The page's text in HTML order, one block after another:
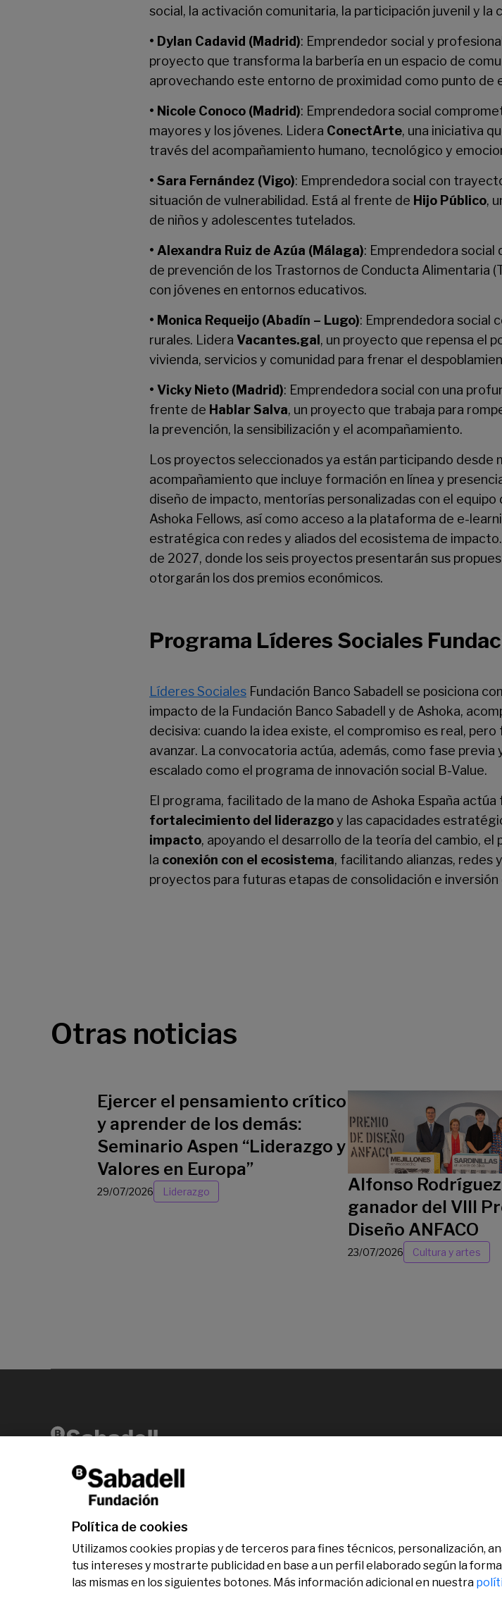
social, la activación comunitaria, la participación juvenil y
• Dylan Cadavid (Madrid): Emprendedor social y
proyecto que transforma la barbería en un espacio de
aprovechando este entorno de proximidad como punto de
• Nicole Conoco (Madrid): Emprendedora social
mayores y los jóvenes. Lidera ConectArte, una iniciativa
través del acompañamiento humano, tecnológico y
• Sara Fernández (Vigo): Emprendedora social con
situación de vulnerabilidad. Está al frente de Hijo Público,
de niños y adolescentes tutelados.
• Alexandra Ruiz de Azúa (Málaga): Emprendedora social
de prevención de los Trastornos de Conducta Alimentaria
con jóvenes en entornos educativos.
• Monica Requeijo (Abadín – Lugo): Emprendedora social
rurales. Lidera Vacantes.gal , un proyecto que repensa el
vivienda, servicios y comunidad para frenar el
• Vicky Nieto (Madrid): Emprendedora social con una
frente de Hablar Salva, un proyecto que trabaja para
la prevención, la sensibilización y el acompañamiento.
Los proyectos seleccionados ya están participando
acompañamiento que incluye formación en línea y
diseño de impacto, mentorías personalizadas con el
Ashoka Fellows, así como acceso a la plataforma de e-
estratégica con redes y aliados del ecosistema de
de 2027, donde los seis proyectos presentarán sus
otorgarán los dos premios económicos.
Programa Líderes Sociales
Líderes Sociales Fundación Banco Sabadell se posiciona
impacto de la Fundación Banco Sabadell y de Ashoka,
decisiva: cuando la idea existe, el compromiso es real,
avanzar. La convocatoria actúa, además, como fase
escalado como el programa de innovación social B-Value.
El programa, facilitado de la mano de Ashoka España
fortalecimiento del liderazgoy las capacidades
impacto, apoyando el desarrollo de la teoría del cambio,
la conexión con el ecosistema, facilitando alianzas, redes
proyectos para futuras etapas de consolidación e inversión
Otras noticias
Ejercer el pensamiento crítico
y aprender de los demás:
Seminario Aspen “Liderazgo y
Valores en Europa”
29/07/2026 Liderazgo
Alfonso
ganador del VIII
Diseño ANFACO
23/07/2026 Cultura y artes
Av. Diagonal, 456 2ª planta 08006 Barcelona
Política de cookies
Utilizamos cookies propias y de terceros para fines técnicos, personalización,
tus intereses y mostrarte publicidad en base a un perfil elaborado según la
las mismas en los siguientes botones. Más información adicional en nuestra